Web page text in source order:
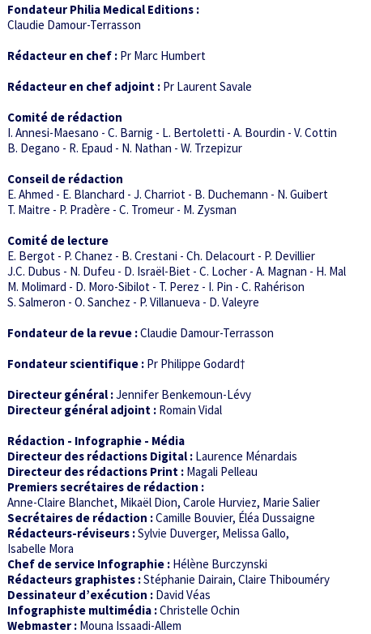
Fondateur Philia Medical Editions :
Claudie Damour-Terrasson
Rédacteur en chef : Pr Marc Humbert
Rédacteur en chef adjoint : Pr Laurent Savale
Comité de rédaction
I. Annesi-Maesano - C. Barnig - L. Bertoletti - A. Bourdin - V. Cottin
B. Degano - R. Epaud - N. Nathan - W. Trzepizur
Conseil de rédaction
E. Ahmed - E. Blanchard - J. Charriot - B. Duchemann - N. Guibert
T. Maitre - P. Pradère - C. Tromeur - M. Zysman
Comité de lecture
E. Bergot - P. Chanez - B. Crestani - Ch. Delacourt - P. Devillier
J.C. Dubus - N. Dufeu - D. Israël-Biet - C. Locher - A. Magnan - H. Mal
M. Molimard - D. Moro-Sibilot - T. Perez - I. Pin - C. Rahérison
S. Salmeron - O. Sanchez - P. Villanueva - D. Valeyre
Fondateur de la revue :Claudie Damour-Terrasson
Fondateur scientifique : Pr Philippe Godard†
Directeur général :Jennifer Benkemoun-Lévy
Directeur général adjoint : Romain Vidal
Rédaction - Infographie - Média
Directeur des rédactions Digital : Laurence Ménardais
Directeur des rédactions Print : Magali Pelleau
Premiers secrétaires de rédaction :
Anne-Claire Blanchet, Mikaël Dion, Carole Hurviez, Marie Salier
Secrétaires de rédaction :Camille Bouvier, Éléa Dussaigne
Rédacteurs-réviseurs :Sylvie Duverger, Melissa Gallo,
Isabelle Mora
Chef de service Infographie : Hélène Burczynski
Rédacteurs graphistes :Stéphanie Dairain, Claire Thibouméry
Dessinateur d’exécution : David Véas
Infographiste multimédia :Christelle Ochin
Webmaster : Mouna Issaadi-Allem